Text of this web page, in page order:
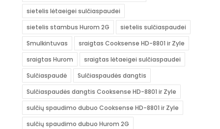
sietelis lėtaeigei sulčiaspaudei
sietelis stambus Hurom 2G
sietelis sulčiaspaudei
Smulkintuvas
sraigtas Cooksense HD-8801 ir Zyle
sraigtas Hurom
sraigtas lėtaeigei sulčiaspaudei
Sulčiaspaudė
Sulčiaspaudės dangtis
Sulčiaspaudės dangtis Cooksense HD-8801 ir Zyle
sulčių spaudimo dubuo Cooksense HD-8801 ir Zyle
sulčių spaudimo dubuo Hurom 2G